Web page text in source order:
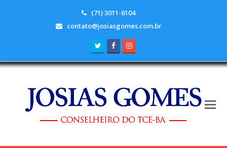
(71) 3011-6104
contato@josiasgomes.com.br
TwitterFacebook